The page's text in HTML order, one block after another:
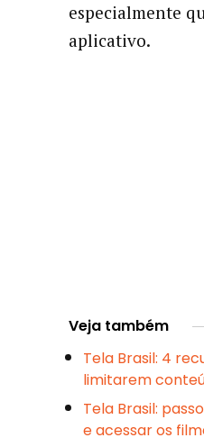
especialmente
aplicativo.
Veja também
Tela Brasil: 4
limitarem
Tela Brasil:
e acessar os